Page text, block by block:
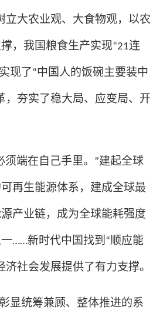
立大农业观、大食物观，以农
，我国粮食生产实现“21连
现了“中国人的饭碗主要装中
，夯实了稳大局、应变局、开
端在自己手里。 ”建起全球
再生能源体系，建成全球最
产业链，成为全球能耗强度
……新时代中国找到 “顺应能
济社会发展提供了有力支撑。
显统筹兼顾、整体推进的系